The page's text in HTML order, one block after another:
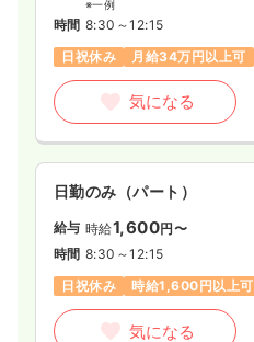
※一例
時間 8:30～12:15
日祝休み
月給34万円以上可
気になる
日勤のみ（パート）
給与 時給1,600円〜
時間 8:30～12:15
日祝休み
時給1,600円以上可
気になる